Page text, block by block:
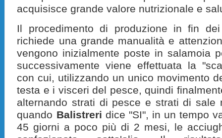
acquisisce grande valore nutrizionale e
Il procedimento di produzione in fin
richiede una grande manualità e
vengono inizialmente poste in salamoia
successivamente viene effettuata la
con cui, utilizzando un unico movimento
testa e i visceri del pesce, quindi
alternando strati di pesce e strati di sale
quando Balistreri dice "SI", in un tempo
45 giorni a poco più di 2 mesi, le